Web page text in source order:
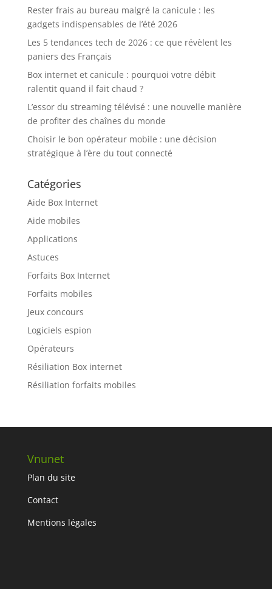
Rester frais au bureau malgré la canicule : les
gadgets indispensables de l’été 2026
Les 5 tendances tech de 2026 : ce que révèlent les
paniers des Français
Box internet et canicule : pourquoi votre débit
ralentit quand il fait chaud ?
L’essor du streaming télévisé : une nouvelle manière
de profiter des chaînes du monde
Choisir le bon opérateur mobile : une décision
stratégique à l’ère du tout connecté
Catégories
Aide Box Internet
Aide mobiles
Applications
Astuces
Forfaits Box Internet
Forfaits mobiles
Jeux concours
Logiciels espion
Opérateurs
Résiliation Box internet
Résiliation forfaits mobiles
Vnunet
Plan du site
Contact
Mentions légales